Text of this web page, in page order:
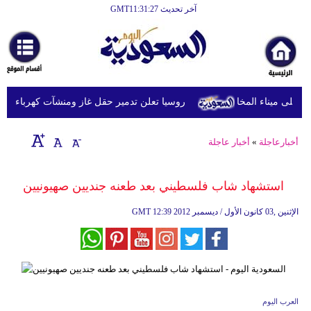
آخر تحديث GMT11:31:27
أخبارعاجلة
رياضة
ثقافة
إقتصاد
وموسيقى
وتغذية
روسيا تعلن تدمير حقل غاز ومنشآت كهرباء في
أخبارعاجلة » أخبار عاجلة
استشهاد شاب فلسطيني بعد طعنه جنديين صهيونيين
GMT 12:39 2012 الإثنين ,03 كانون الأول / ديسمبر
العرب اليوم